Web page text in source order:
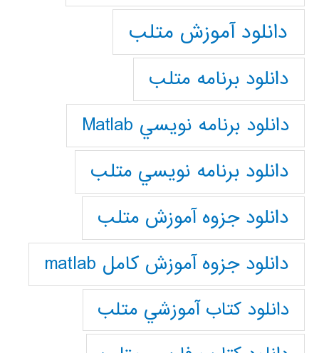
دانلود آموزش متلب
دانلود برنامه متلب
دانلود برنامه نويسي Matlab
دانلود برنامه نويسي متلب
دانلود جزوه آموزش متلب
دانلود جزوه آموزش کامل matlab
دانلود كتاب آموزشي متلب